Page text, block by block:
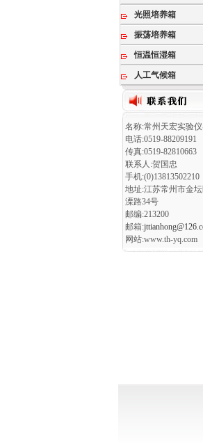
光照培养箱
振荡培养箱
恒温恒湿箱
人工气候箱
名称:常州天宏实验
电话:0519-88209191
传真:0519-82810663
联系人:贺国忠
手机:(0)13813502210
地址:江苏常州市金
溧路34号
邮编:213200
邮箱:
网站:www.th-yq.com